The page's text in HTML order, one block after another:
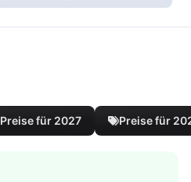
Preise für 2027 Preise für